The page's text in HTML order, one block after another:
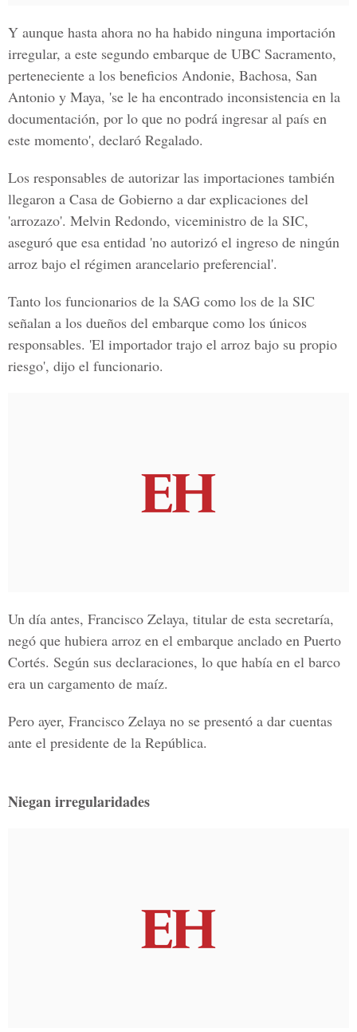
Y aunque hasta ahora no ha habido ninguna importación
irregular, a este segundo embarque de UBC Sacramento,
perteneciente a los beneficios Andonie, Bachosa, San
Antonio y Maya, 'se le ha encontrado inconsistencia en la
documentación, por lo que no podrá ingresar al país en
este momento', declaró Regalado.
Los responsables de autorizar las importaciones también
llegaron a Casa de Gobierno a dar explicaciones del
'arrozazo'. Melvin Redondo, viceministro de la SIC,
aseguró que esa entidad 'no autorizó el ingreso de ningún
arroz bajo el régimen arancelario preferencial'.
Tanto los funcionarios de la SAG como los de la SIC
señalan a los dueños del embarque como los únicos
responsables. 'El importador trajo el arroz bajo su propio
riesgo', dijo el funcionario.
Un día antes, Francisco Zelaya, titular de esta secretaría,
negó que hubiera arroz en el embarque anclado en Puerto
Cortés. Según sus declaraciones, lo que había en el barco
era un cargamento de maíz.
Pero ayer, Francisco Zelaya no se presentó a dar cuentas
ante el presidente de la República.
Niegan irregularidades